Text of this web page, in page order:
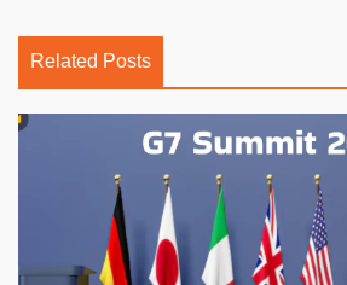
Related Posts